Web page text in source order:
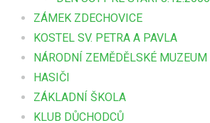
ZÁMEK ZDECHOVICE
KOSTEL SV. PETRA A PAVLA
NÁRODNÍ ZEMĚDĚLSKÉ MUZEUM
HASIČI
ZÁKLADNÍ ŠKOLA
KLUB DŮCHODCŮ